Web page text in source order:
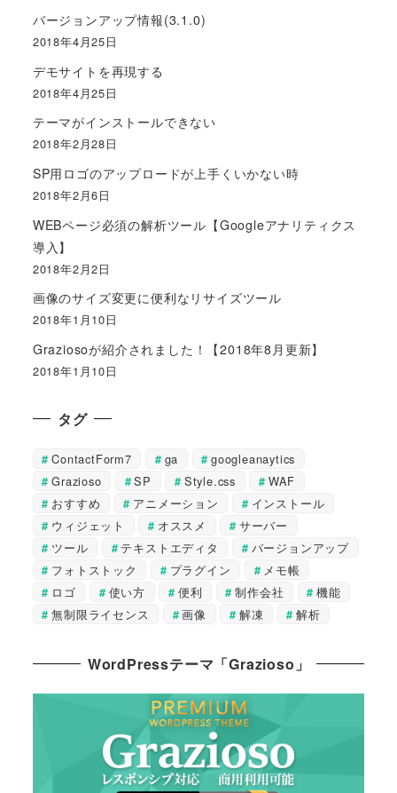
バージョンアップ情報(3.1.0)
2018年4月25日
デモサイトを再現する
2018年4月25日
テーマがインストールできない
2018年2月28日
SP用ロゴのアップロードが上手くいかない時
2018年2月6日
WEBページ必須の解析ツール【Googleアナリティクス
導入】
2018年2月2日
画像のサイズ変更に便利なリサイズツール
2018年1月10日
Graziosoが紹介されました！【2018年8月更新】
2018年1月10日
タグ
ContactForm7 ga
googleanaytics
Grazioso
SP Style.css
WAF
おすすめ
アニメーション
インストール
ウィジェット
オススメ
サーバー
ツール
テキストエディタ
バージョンアップ
フォトストック
プラグイン
メモ帳
ロゴ
使い方 便利 制作会社
機能
無制限ライセンス
画像 解凍 解析
WordPressテーマ「Grazioso」